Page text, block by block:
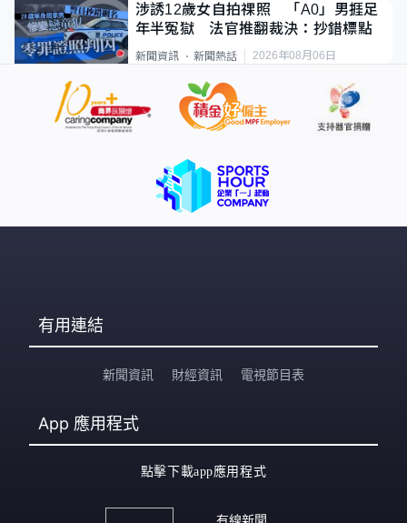
涉誘12歲女自拍祼照 「A0」男捱足
年半冤獄 法官推翻裁決：抄錯標點
新聞資訊 新聞熱話 2026年08月06日
有用連結
新聞資訊 財經資訊 電視節目表
App 應用程式
點擊下載app應用程式